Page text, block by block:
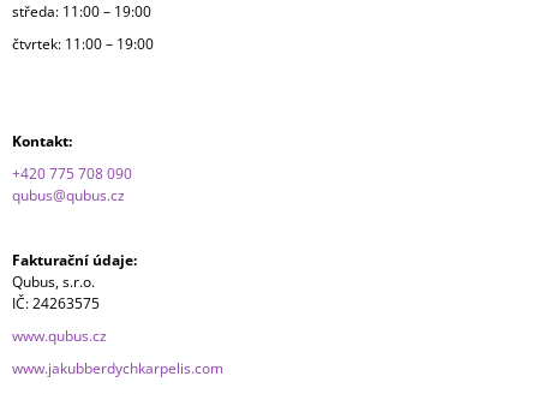
středa: 11:00 – 19:00
čtvrtek: 11:00 – 19:00
Kontakt:
+420 775 708 090
qubus@qubus.cz
Fakturační údaje:
Qubus, s.r.o.
IČ: 24263575
www.qubus.cz
www.jakubberdychkarpelis.com